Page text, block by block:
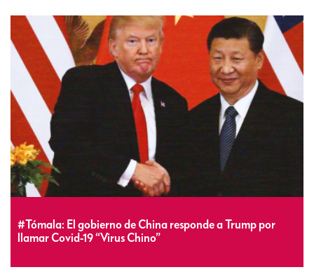
#Tómala: El gobierno de China responde a Trump por
llamar Covid-19 “Virus Chino”